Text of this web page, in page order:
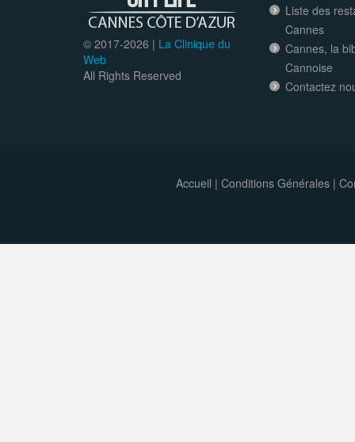
© 2017-2026 | La Clinique du
Web
All Rights Reserved
Liste des
Cannes
Cannes, la
Cannoise
Contactez
Accueil | Conditions Générales|